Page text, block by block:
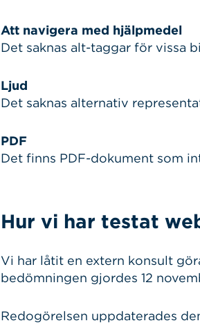
Att navigera med hjälpmedel
Det saknas alt-taggar för vissa
Ljud
Det saknas alternativ
PDF
Det finns PDF-dokument som
Hur vi har testat
Vi har låtit en extern konsult
bedömningen gjordes 12
Redogörelsen uppdaterades